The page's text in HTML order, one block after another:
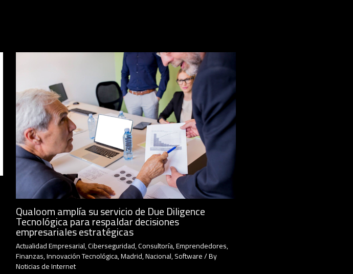
Qualoom amplía su servicio de Due Diligence
Tecnológica para respaldar decisiones
empresariales estratégicas
Actualidad Empresarial,Ciberseguridad,Consultoría,Emprendedores,
Finanzas,Innovación Tecnológica,Madrid,Nacional,Software/ By
Noticias de Internet